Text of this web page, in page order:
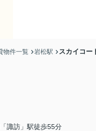
物件一覧 岩松駅 スカイコー
諏訪」駅徒歩55分